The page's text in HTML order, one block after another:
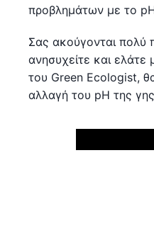
προβλημάτων με το
Σας ακούγονται πολύ
ανησυχείτε και
του Green Ecologist,
αλλαγή του pH της